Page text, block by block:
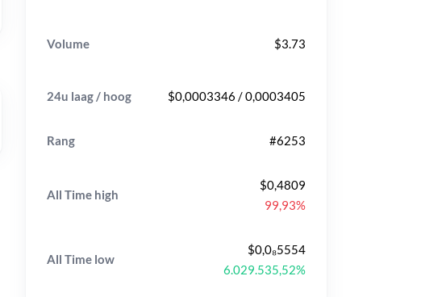
Volume $3.73
24u laag / hoog $0,0003346 / 0,0003405
Rang #6253
All Time high
$0,4809
99,93%
All Time low
$0,0₈5554
6.029.535,52%